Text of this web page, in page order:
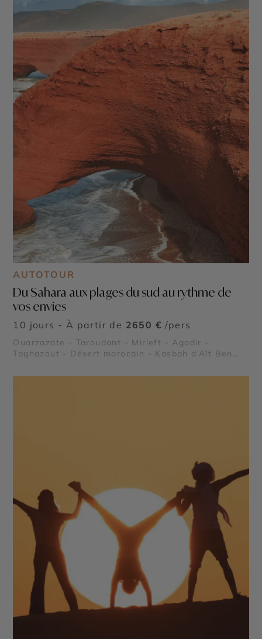
AUTOTOUR
Du Sahara aux plages du sud au rythme de
vos envies
10 jours - À partir de 2650 € /pers
Ouarzazate - Taroudant - Mirleft - Agadir -
Taghazout - Désert marocain - Kasbah d’Aït Ben
Sous Massa - Arches de Legzira